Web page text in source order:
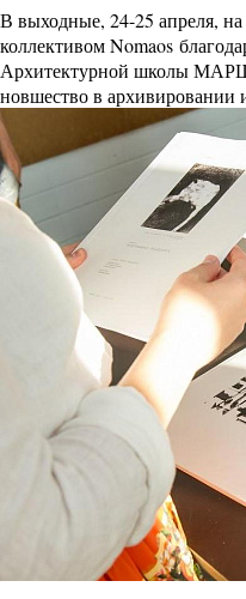
В выходные, 24-25 апреля,
коллективом Nomaos
Архитектурной школы МАРШ.
новшество в архивировании